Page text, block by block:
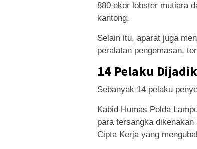
880 ekor lobster mutiara
kantong.
Selain itu, aparat juga
peralatan pengemasan,
14 Pelaku
Sebanyak 14 pelaku
Kabid Humas Polda
para tersangka
Cipta Kerja yang